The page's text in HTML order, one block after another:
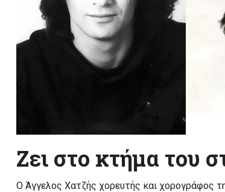
Ζει στο κτήμα του
Ο Άγγελος Χατζής χορευτής και χορογράφος